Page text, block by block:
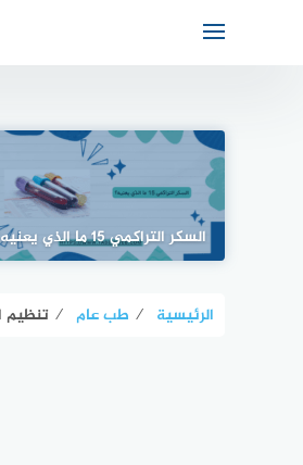
السكر التراكمي 15 ما الذي يعنيه؟
الرئيسية ⁄ طب عام ⁄ تنظيم